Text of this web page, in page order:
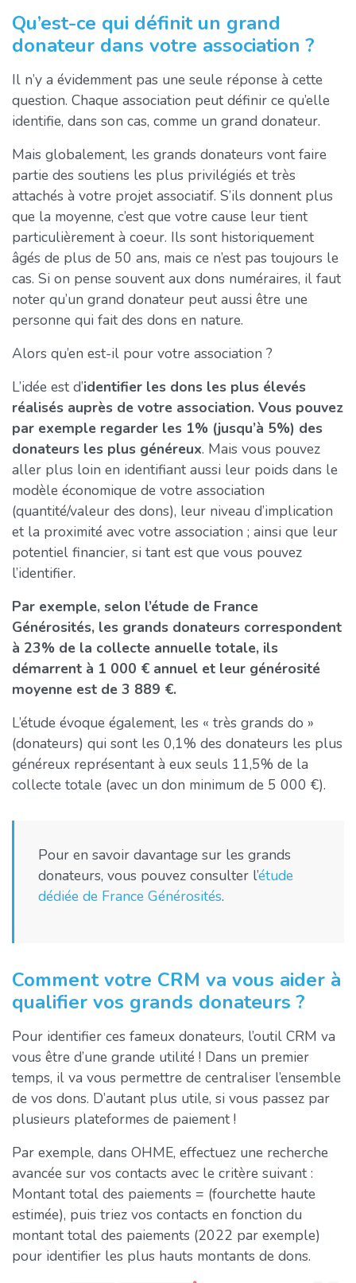
Qu’est-ce qui définit un grand
donateur dans votre association ?
Il n’y a évidemment pas une seule réponse à cette
question. Chaque association peut définir ce qu’elle
identifie, dans son cas, comme un grand donateur.
Mais globalement, les grands donateurs vont faire
partie des soutiens les plus privilégiés et très
attachés à votre projet associatif. S’ils donnent plus
que la moyenne, c’est que votre cause leur tient
particulièrement à coeur. Ils sont historiquement
âgés de plus de 50 ans, mais ce n’est pas toujours le
cas. Si on pense souvent aux dons numéraires, il faut
noter qu’un grand donateur peut aussi être une
personne qui fait des dons en nature.
Alors qu’en est-il pour votre association ?
L’idée est d’identifier les dons les plus élevés
réalisés auprès de votre association. Vous pouvez
par exemple regarder les 1% (jusqu’à 5%) des
donateurs les plus généreux. Mais vous pouvez
aller plus loin en identifiant aussi leur poids dans le
modèle économique de votre association
(quantité/valeur des dons), leur niveau d’implication
et la proximité avec votre association ; ainsi que leur
potentiel financier, si tant est que vous pouvez
l’identifier.
Par exemple, selon l’étude de France
Générosités, les grands donateurs correspondent
à 23% de la collecte annuelle totale, ils
démarrent à 1 000 € annuel et leur générosité
moyenne est de 3 889 €.
L’étude évoque également, les « très grands do »
(donateurs) qui sont les 0,1% des donateurs les plus
généreux représentant à eux seuls 11,5% de la
collecte totale (avec un don minimum de 5 000 €).
Pour en savoir davantage sur les grands
donateurs, vous pouvez consulter l’étude
dédiée de France Générosités.
Comment votre CRM va vous aider à
qualifier vos grands donateurs ?
Pour identifier ces fameux donateurs, l’outil CRM va
vous être d’une grande utilité ! Dans un premier
temps, il va vous permettre de centraliser l’ensemble
de vos dons. D’autant plus utile, si vous passez par
plusieurs plateformes de paiement !
Par exemple, dans OHME, effectuez une recherche
avancée sur vos contacts avec le critère suivant :
Montant total des paiements = (fourchette haute
estimée), puis triez vos contacts en fonction du
montant total des paiements (2022 par exemple)
pour identifier les plus hauts montants de dons.